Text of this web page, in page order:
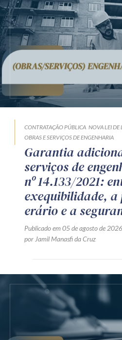
CONTRATAÇÃO PÚBLICA NOVA LEI DE
OBRAS E SERVIÇOS DE ENGENHARIA
Garantia
serviços de
nº 14.133/2021:
exequibilidade, a
erário e a
Publicado em 05 de agosto de 2026
por Jamil Manasfi da Cruz